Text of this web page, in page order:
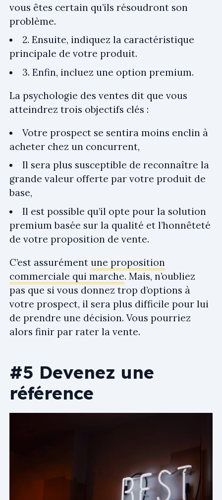
vous êtes certain qu’ils résoudront son
problème.
2. Ensuite, indiquez la caractéristique
principale de votre produit.
3. Enfin, incluez une option premium.
La psychologie des ventes dit que vous
atteindrez trois objectifs clés :
Votre prospect se sentira moins enclin à
acheter chez un concurrent,
Il sera plus susceptible de reconnaître la
grande valeur offerte par votre produit de
base,
Il est possible qu’il opte pour la solution
premium basée sur la qualité et l’honnêteté
de votre proposition de vente.
C’est assurément une proposition
commerciale qui marche. Mais, n’oubliez
pas que si vous donnez trop d’options à
votre prospect, il sera plus difficile pour lui
de prendre une décision. Vous pourriez
alors finir par rater la vente.
#5 Devenez une
référence